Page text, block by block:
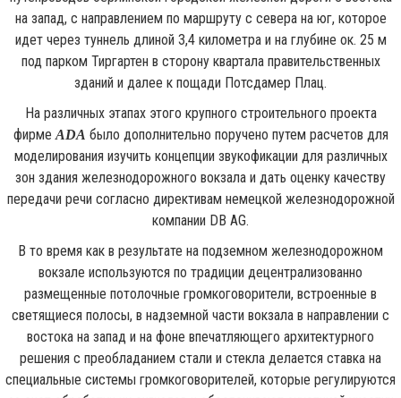
на запад, с направлением по маршруту с севера на юг, которое
идет через туннель длиной 3,4 километра и на глубине ок. 25 м
под парком Тиргартен в сторону квартала правительственных
зданий и далее к пощади Потсдамер Плац.
На различных этапах этого крупного строительного проекта
фирмеADA было дополнительно поручено путем расчетов для
моделирования изучить концепции звукофикации для различных
зон здания железнодорожного вокзала и дать оценку качеству
передачи речи согласно директивам немецкой железнодорожной
компании DB AG.
В то время как в результате на подземном железнодорожном
вокзале используются по традиции децентрализованно
размещенные потолочные громкоговорители, встроенные в
светящиеся полосы, в надземной части вокзала в направлении с
востока на запад и на фоне впечатляющего архитектурного
решения с преобладанием стали и стекла делается ставка на
специальные системы громкоговорителей, которые регулируются